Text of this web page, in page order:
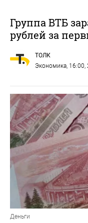
Группа ВТБ
рублей за
ТОЛК
Экономика, 16:00,
Деньги